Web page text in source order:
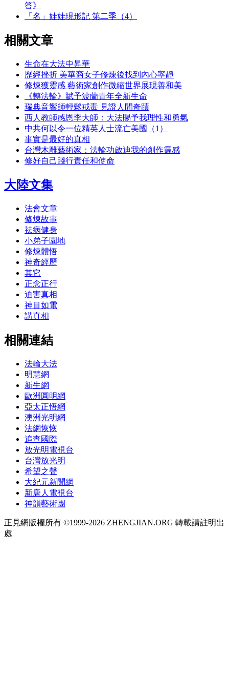
答》
「名」娃娃現形記 第二季（4）
相關文章
生命在大法中昇華
歷經挫折 美華裔女子修煉後找到內心寧靜
修煉獲靈感 藝術家創作微縮世界展現善和美
《轉法輪》賦予波蘭青年全新生命
瑞典音響師輕鬆戒毒 見證人間奇蹟
西人教師感恩李大師：大法賜予我理性和勇氣
中共何以令一位精英人士流亡美國（1）
事實是最好的真相
台灣木雕藝術家：法輪功啟迪我的創作靈感
修好自己踐行責任和使命
大陸文集
法會文章
修煉故事
祛病健身
小弟子園地
修煉體悟
神奇經歷
其它
正念正行
迫害真相
神目如電
講真相
相關連結
法輪大法
明慧網
新生網
歐洲圓明網
亞太正悟網
澳洲光明網
法網恢恢
追查國際
放光明電視台
台灣放光明
希望之聲
大紀元新聞網
新唐人電視台
神韻藝術團
正見網版權所有 ©1999-2026 ZHENGJIAN.ORG 轉載請註明出
處